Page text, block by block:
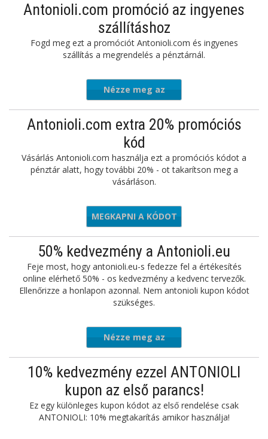
Antonioli.com promóció az ingyenes
szállításhoz
Fogd meg ezt a promóciót Antonioli.com és ingyenes
szállítás a megrendelés a pénztárnál.
Nézze meg az
ajánlatot
Antonioli.com extra 20% promóciós
kód
Vásárlás Antonioli.com használja ezt a promóciós kódot a
pénztár alatt, hogy további 20% - ot takarítson meg a
vásárláson.
EXTRA20
MEGKAPNI A KÓDOT
50% kedvezmény a Antonioli.eu
Feje most, hogy antonioli.eu-s fedezze fel a értékesítés
online elérhető 50% - os kedvezmény a kedvenc tervezők.
Ellenőrizze a honlapon azonnal. Nem antonioli kupon kódot
szükséges.
Nézze meg az
ajánlatot
10% kedvezmény ezzel ANTONIOLI
kupon az első parancs!
Ez egy különleges kupon kódot az első rendelése csak
ANTONIOLI: 10% megtakarítás amikor használja!